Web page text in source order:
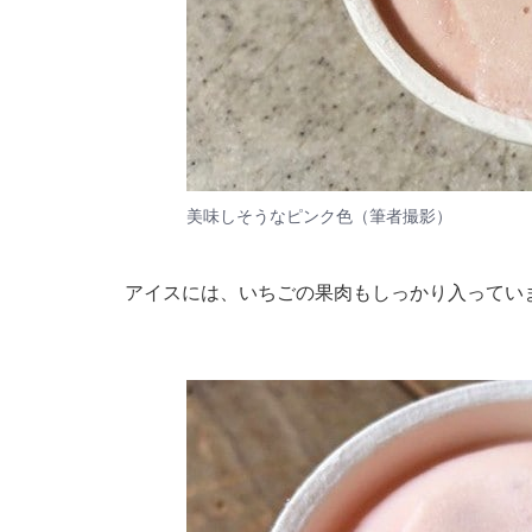
美味しそうなピンク色（筆者撮影）
アイスには、いちごの果肉もしっかり入ってい